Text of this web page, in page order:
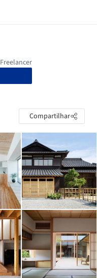
Compartilhar